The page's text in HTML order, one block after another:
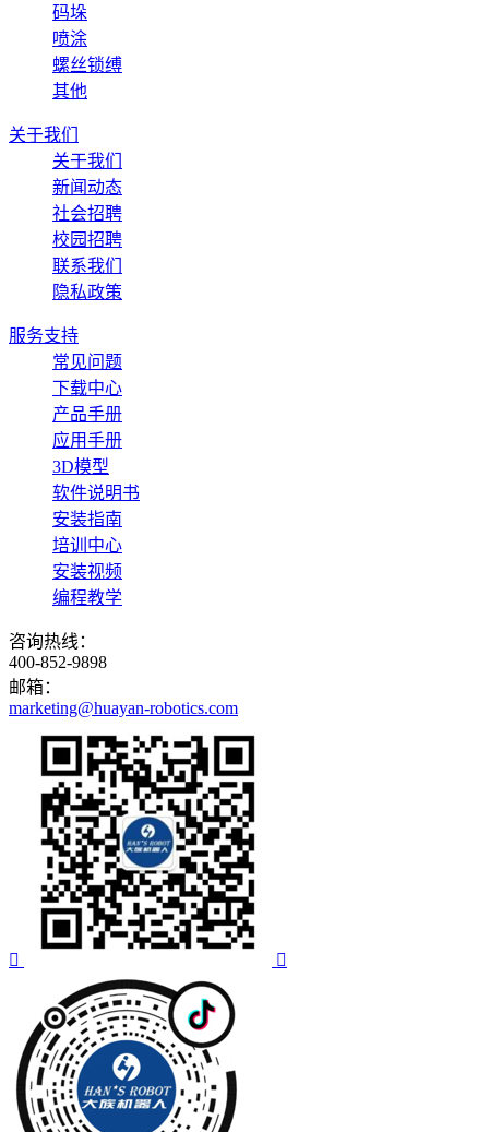
码垛
喷涂
螺丝锁缚
其他
关于我们
关于我们
新闻动态
社会招聘
校园招聘
联系我们
隐私政策
服务支持
常见问题
下载中心
产品手册
应用手册
3D模型
软件说明书
安装指南
培训中心
安装视频
编程教学
咨询热线：
400-852-9898
邮箱：
marketing@huayan-robotics.com